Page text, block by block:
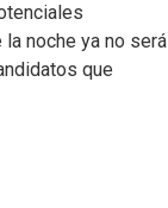
noche ya no será
que